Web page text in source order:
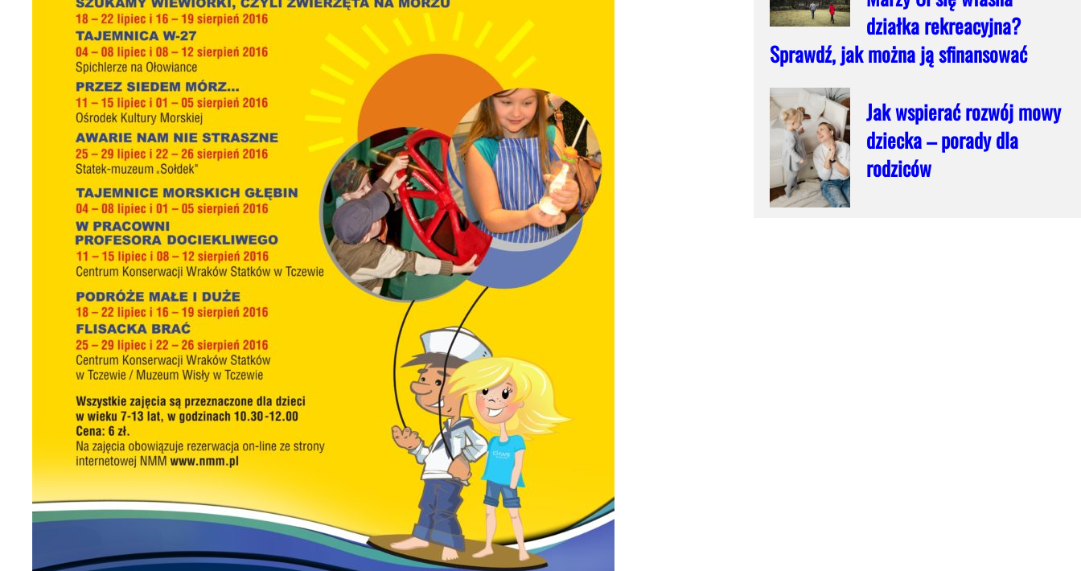
działka rekreacyjna?
Sprawdź, jak można ją sfinansować
Jak wspierać rozwój mowy
dziecka – porady dla
rodziców